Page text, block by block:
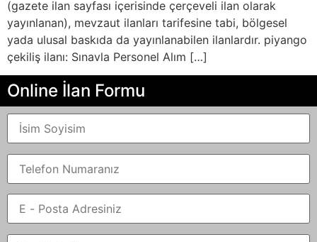
(gazete ilan sayfası içerisinde çerçeveli ilan olarak
yayınlanan), mevzaut ilanları tarifesine tabi, bölgesel
yada ulusal baskıda da yayınlanabilen ilanlardır. piyango
çekiliş ilanı: Sınavla Personel Alım […]
Online İlan Formu